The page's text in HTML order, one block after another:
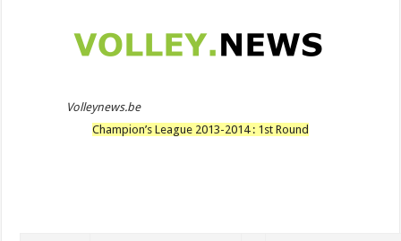
Volleynews.be
Champion’s League 2013-2014 : 1st Round